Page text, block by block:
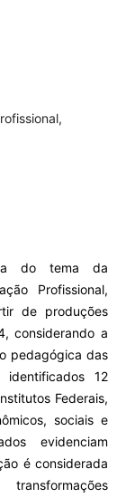
do tema da
Profissional,
de produções
considerando a
pedagógica das
12
Federais,
sociais e
evidenciam
é considerada